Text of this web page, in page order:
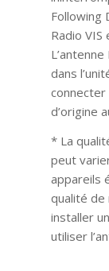
Following
Radio
dans
connecter
d’origine
* La
peut
appareils
qualité de
installer
utiliser